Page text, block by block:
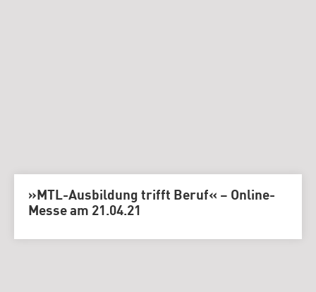
»MTL-Ausbildung trifft Beruf« – Online-
Messe am 21.04.21